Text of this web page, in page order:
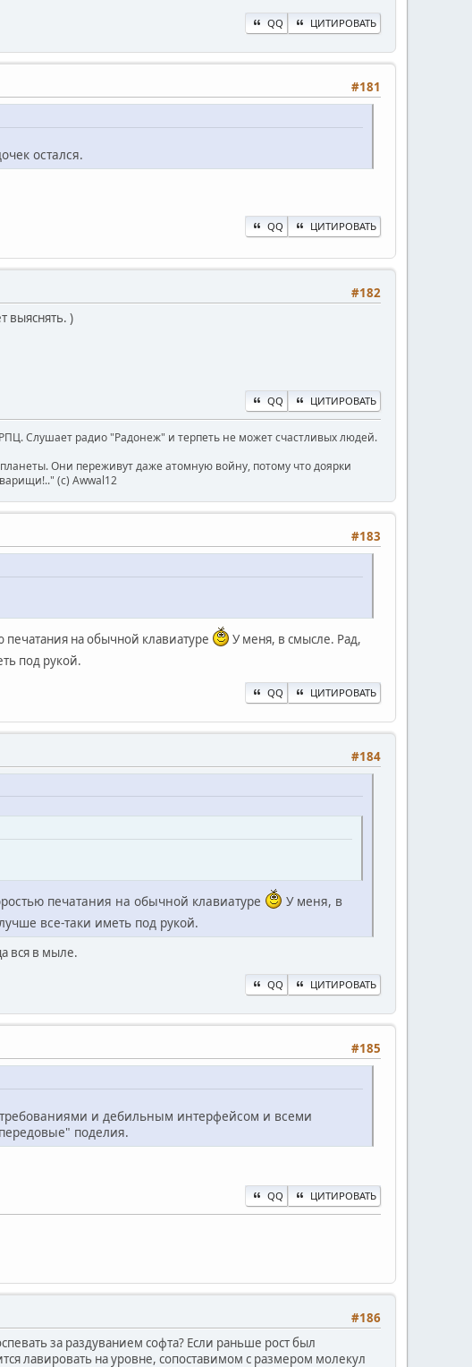
QQ ЦИТИРОВАТЬ
#181
остался.
QQ ЦИТИРОВАТЬ
#182
выяснять. )
QQ ЦИТИРОВАТЬ
Слушает радио "Радонеж" и терпеть не может счастливых людей.
Они переживут даже атомную войну, потому что доярки
(c) Awwal12
#183
печатания на обычной клавиатуре
У меня, в смысле. Рад,
под рукой.
QQ ЦИТИРОВАТЬ
#184
печатания на обычной клавиатуре
У меня, в
все-таки иметь под рукой.
вся в мыле.
QQ ЦИТИРОВАТЬ
#185
и дебильным интерфейсом и всеми
поделия.
QQ ЦИТИРОВАТЬ
#186
за раздуванием софта? Если раньше рост был
лавировать на уровне, сопоставимом с размером молекул